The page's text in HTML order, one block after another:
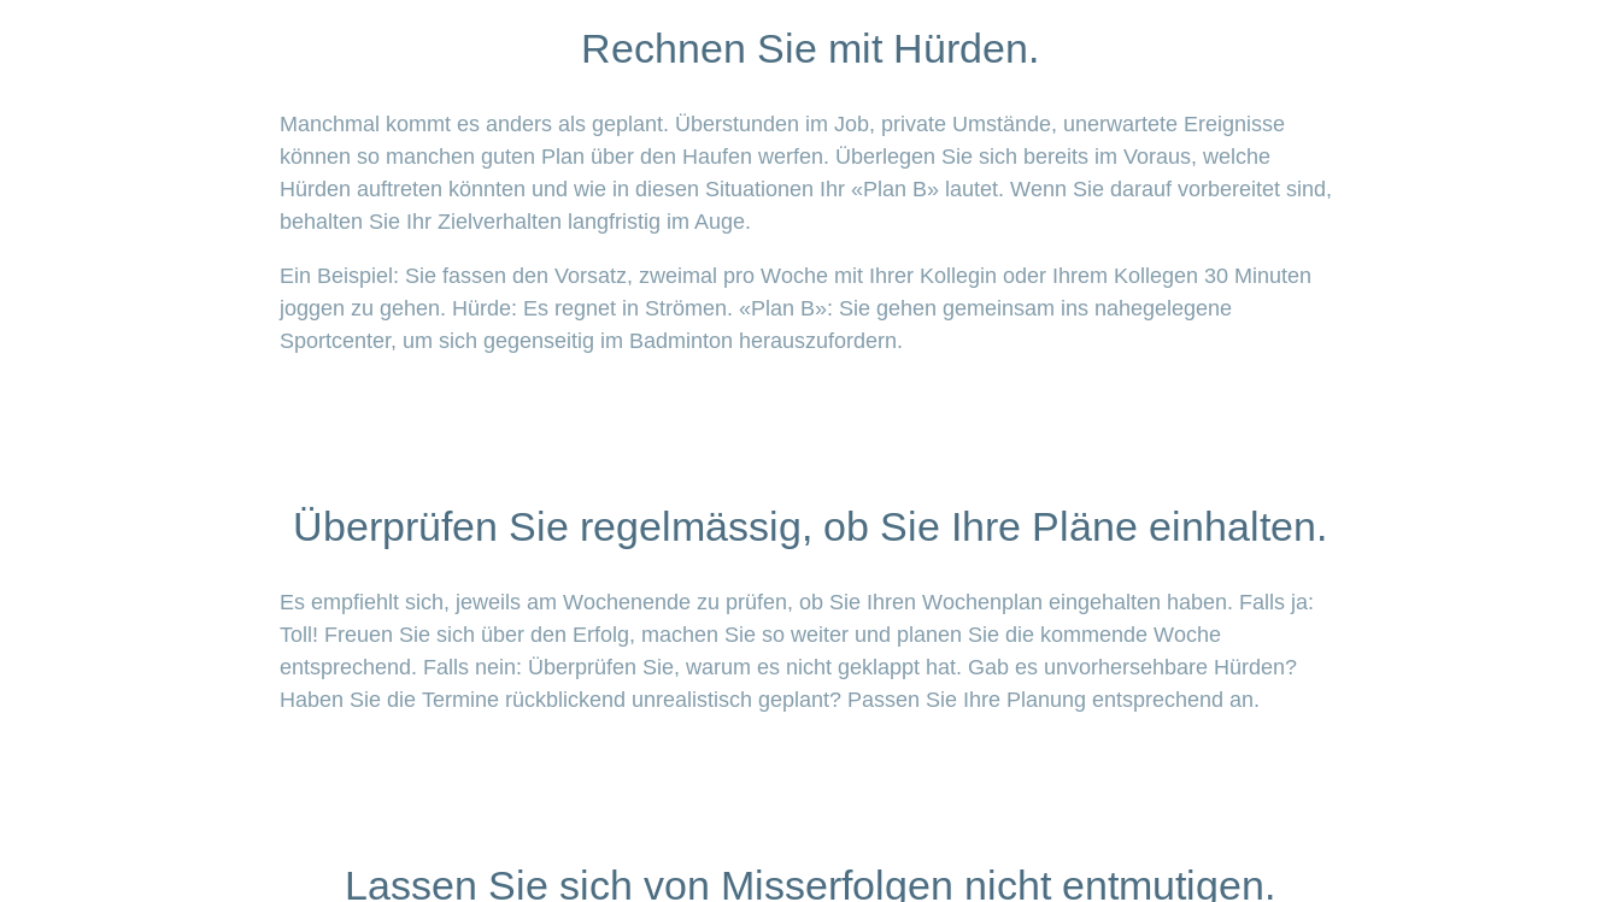
Rechnen Sie mit Hürden.
Manchmal kommt es anders als geplant. Überstunden im Job, private Umstände, unerwartete Ereignisse
können so manchen guten Plan über den Haufen werfen. Überlegen Sie sich bereits im Voraus, welche
Hürden auftreten könnten und wie in diesen Situationen Ihr «Plan B» lautet. Wenn Sie darauf vorbereitet sind,
behalten Sie Ihr Zielverhalten langfristig im Auge.
Ein Beispiel: Sie fassen den Vorsatz, zweimal pro Woche mit Ihrer Kollegin oder Ihrem Kollegen 30 Minuten
joggen zu gehen. Hürde: Es regnet in Strömen. «Plan B»: Sie gehen gemeinsam ins nahegelegene
Sportcenter, um sich gegenseitig im Badminton herauszufordern.
Überprüfen Sie regelmässig, ob Sie Ihre Pläne einhalten.
Es empfiehlt sich, jeweils am Wochenende zu prüfen, ob Sie Ihren Wochenplan eingehalten haben. Falls ja:
Toll! Freuen Sie sich über den Erfolg, machen Sie so weiter und planen Sie die kommende Woche
entsprechend. Falls nein: Überprüfen Sie, warum es nicht geklappt hat. Gab es unvorhersehbare Hürden?
Haben Sie die Termine rückblickend unrealistisch geplant? Passen Sie Ihre Planung entsprechend an.
Lassen Sie sich von Misserfolgen nicht entmutigen.